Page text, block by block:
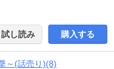
し読み 購入する
～(話売り)(8)